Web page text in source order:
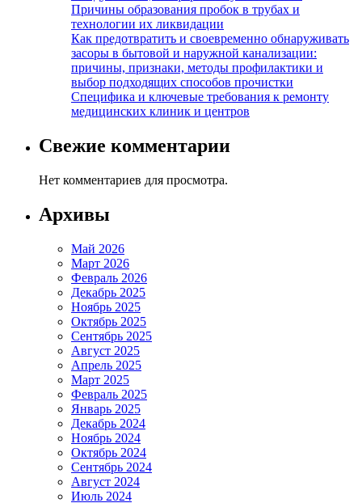
Причины образования пробок в трубах и
технологии их ликвидации
Как предотвратить и своевременно обнаруживать
засоры в бытовой и наружной канализации:
причины, признаки, методы профилактики и
выбор подходящих способов прочистки
Специфика и ключевые требования к ремонту
медицинских клиник и центров
Свежие комментарии
Нет комментариев для просмотра.
Архивы
Май 2026
Март 2026
Февраль 2026
Декабрь 2025
Ноябрь 2025
Октябрь 2025
Сентябрь 2025
Август 2025
Апрель 2025
Март 2025
Февраль 2025
Январь 2025
Декабрь 2024
Ноябрь 2024
Октябрь 2024
Сентябрь 2024
Август 2024
Июль 2024